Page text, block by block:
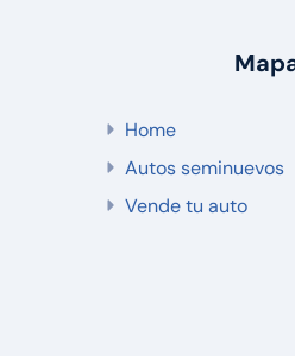
Home
Autos seminuevos
Vende tu auto